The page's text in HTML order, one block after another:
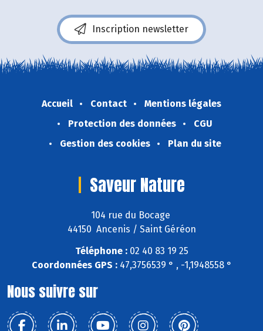
Inscription newsletter
Accueil Contact
Mentions légales
Protection des données
CGU
Gestion des cookies
Plan du site
Saveur Nature
104 rue du Bocage
44150 Ancenis / Saint Géréon
Téléphone :02 40 83 19 25
Coordonnées GPS :47,3756539 ° , -1,1948558 °
Nous suivre sur